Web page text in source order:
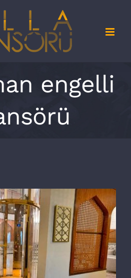
engelli
Asansör